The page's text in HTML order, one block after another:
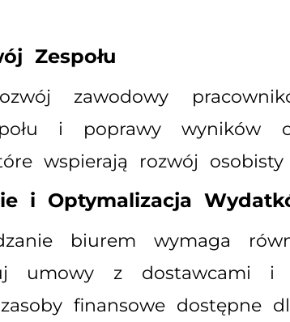
Zespołu
zawodowy
i poprawy wyników
wspierają rozwój osobisty
i Optymalizacja
biurem wymaga
umowy z dostawcami i
finansowe dostępne